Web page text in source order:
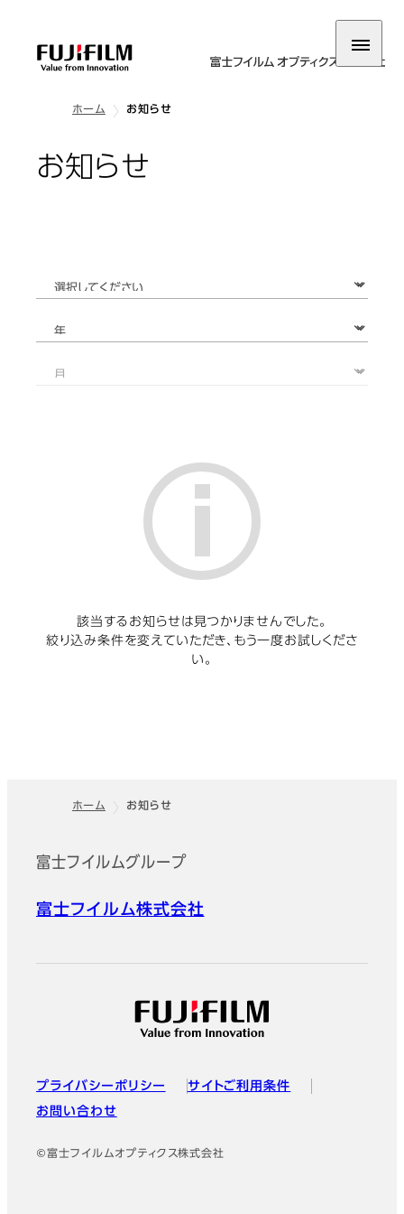
ホーム お知らせ
お知らせ
該当するお知らせは見つかりませんでした。
絞り込み条件を変えていただき、もう一度お試しくださ
い。
ホーム お知らせ
富士フイルムグループ
富士フイルム株式会社
プライバシーポリシー
サイトご利用条件
お問い合わせ
©富士フイルムオプティクス株式会社